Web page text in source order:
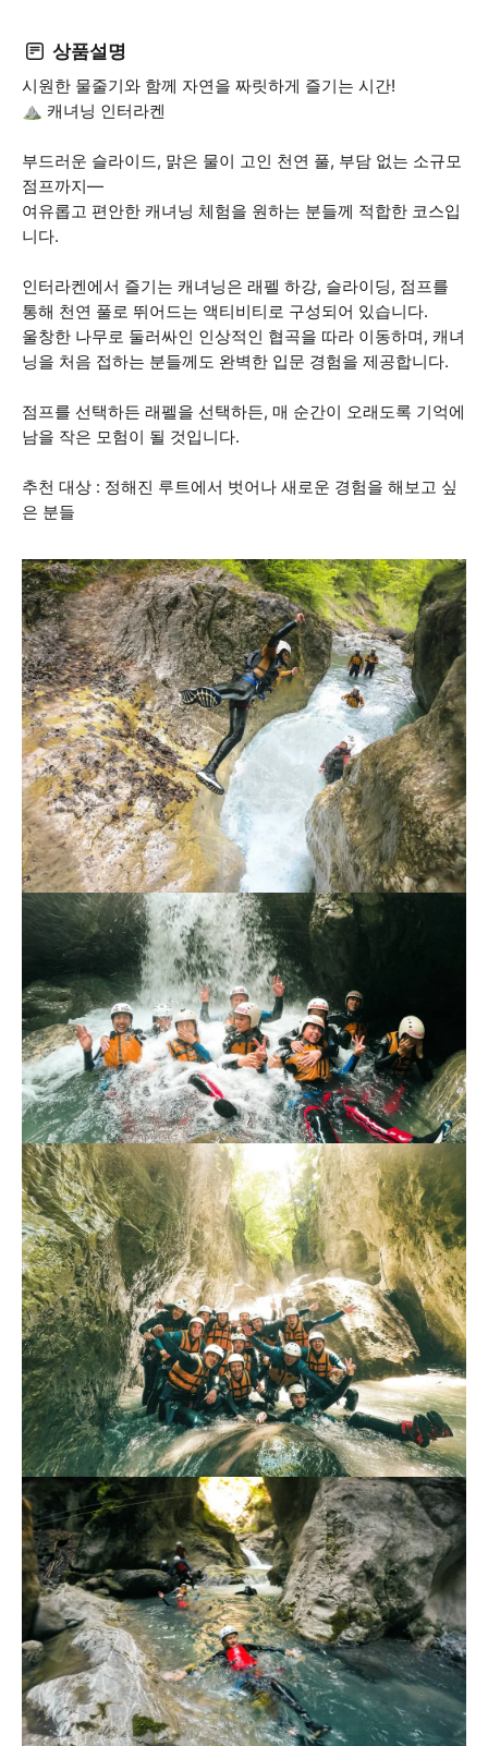
상품설명
시원한 물줄기와 함께 자연을 짜릿하게 즐기는 시간!
⛰️ 캐녀닝 인터라켄
부드러운 슬라이드, 맑은 물이 고인 천연 풀, 부담 없는 소규모
점프까지—
여유롭고 편안한 캐녀닝 체험을 원하는 분들께 적합한 코스입
니다.
인터라켄에서 즐기는 캐녀닝은 래펠 하강, 슬라이딩, 점프를
통해 천연 풀로 뛰어드는 액티비티로 구성되어 있습니다.
울창한 나무로 둘러싸인 인상적인 협곡을 따라 이동하며, 캐녀
닝을 처음 접하는 분들께도 완벽한 입문 경험을 제공합니다.
점프를 선택하든 래펠을 선택하든, 매 순간이 오래도록 기억에
남을 작은 모험이 될 것입니다.
추천 대상 : 정해진 루트에서 벗어나 새로운 경험을 해보고 싶
은 분들